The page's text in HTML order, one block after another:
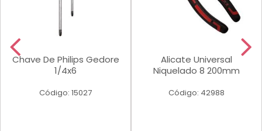
Chave De Philips Gedore
1/4x6
Código: 15027
Alicate Universal
Niquelado 8 200mm
Código: 42988